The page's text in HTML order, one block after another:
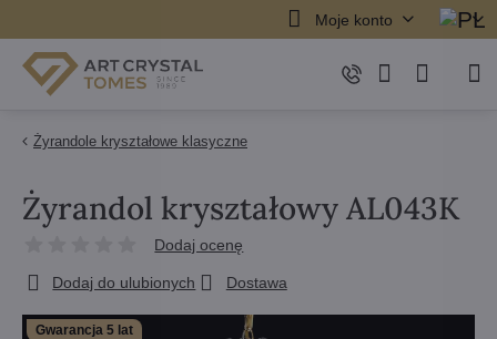
Moje konto
Żyrandole kryształowe klasyczne
Gwarancja 5 lat
Żyrandol kryształowy AL043K
Dodaj ocenę
Dodaj do ulubionych Dostawa